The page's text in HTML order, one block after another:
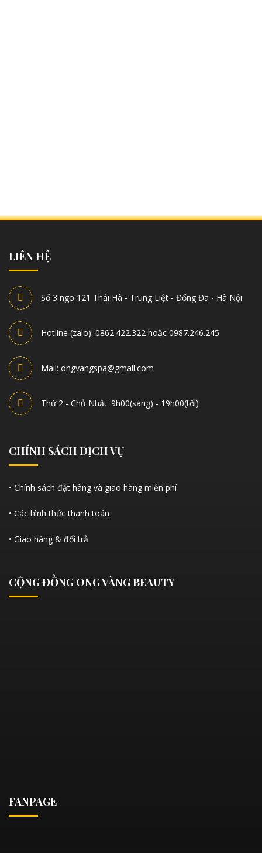
LIÊN HỆ
Số 3 ngõ 121 Thái Hà - Trung Liệt - Đống Đa - Hà Nội
Hotline (zalo): 0862.422.322 hoặc 0987.246.245
Mail: ongvangspa@gmail.com
Thứ 2 - Chủ Nhật: 9h00(sáng) - 19h00(tối)
CHÍNH SÁCH DỊCH VỤ
• Chính sách đặt hàng và giao hàng miễn phí
• Các hình thức thanh toán
• Giao hàng & đổi trả
CỘNG ĐỒNG ONG VÀNG BEAUTY
FANPAGE